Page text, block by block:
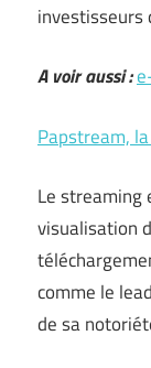
investisseurs
A voir aussi :
Papstream,
Le streaming
visualisation
comme le
de sa